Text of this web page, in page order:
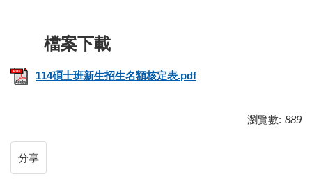
114碩士班新生招生名額核定表.pdf
瀏覽數: 889
分享